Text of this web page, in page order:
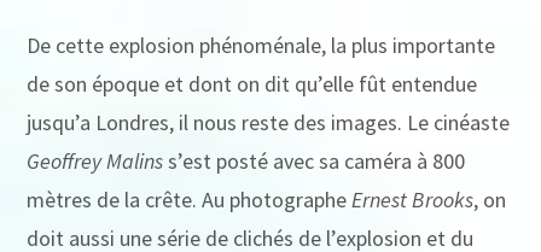
De cette explosion phénoménale, la plus importante
de son époque et dont on dit qu’elle fût entendue
jusqu’a Londres, il nous reste des images. Le cinéaste
Geoffrey Malinss’est posté avec sa caméra à 800
mètres de la crête. Au photographe Ernest Brooks, on
doit aussi une série de clichés de l’explosion et du